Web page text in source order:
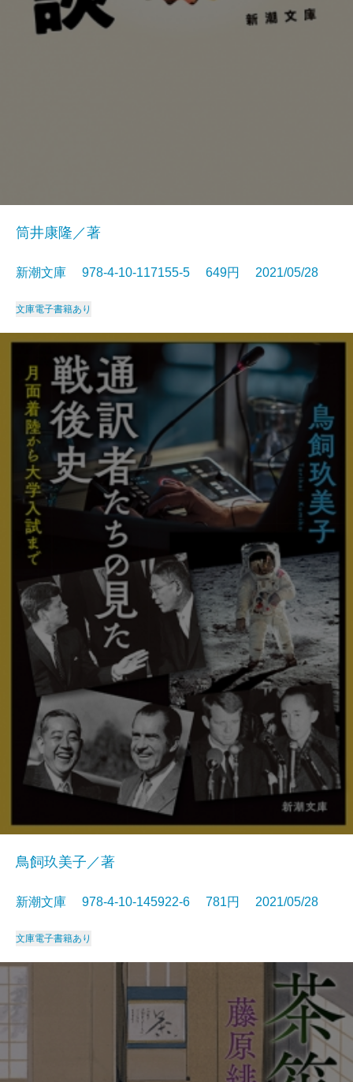
筒井康隆／著
新潮文庫 978-4-10-117155-5 649円 2021/05/28
文庫電子書籍あり
鳥飼玖美子／著
新潮文庫 978-4-10-145922-6 781円 2021/05/28
文庫電子書籍あり